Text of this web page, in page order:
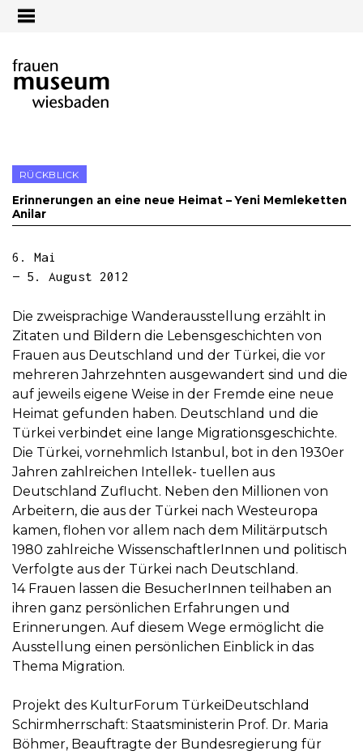
RÜCKBLICK
Erinnerungen an eine neue Heimat – Yeni Memleketten
Anilar
6. Mai
— 5. August 2012
Die zweisprachige Wanderausstellung erzählt in
Zitaten und Bildern die Lebensgeschichten von
Frauen aus Deutschland und der Türkei, die vor
mehreren Jahrzehnten ausgewandert sind und die
auf jeweils eigene Weise in der Fremde eine neue
Heimat gefunden haben. Deutschland und die
Türkei verbindet eine lange Migrationsgeschichte.
Die Türkei, vornehmlich Istanbul, bot in den 1930er
Jahren zahlreichen Intellek- tuellen aus
Deutschland Zuflucht. Neben den Millionen von
Arbeitern, die aus der Türkei nach Westeuropa
kamen, flohen vor allem nach dem Militärputsch
1980 zahlreiche WissenschaftlerInnen und politisch
Verfolgte aus der Türkei nach Deutschland.
14 Frauen lassen die BesucherInnen teilhaben an
ihren ganz persönlichen Erfahrungen und
Erinnerungen. Auf diesem Wege ermöglicht die
Ausstellung einen persönlichen Einblick in das
Thema Migration.
Projekt des KulturForum TürkeiDeutschland
Schirmherrschaft: Staatsministerin Prof. Dr. Maria
Böhmer, Beauftragte der Bundesregierung für